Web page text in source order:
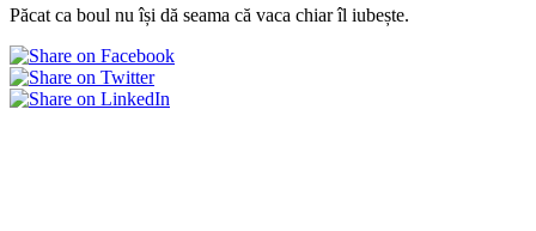
Păcat ca boul nu își dă seama că vaca chiar îl iubește.